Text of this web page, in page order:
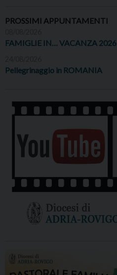
PROSSIMI APPUNTAMENTI
FAMIGLIE IN… VACANZA 2026
Pellegrinaggio in ROMANIA